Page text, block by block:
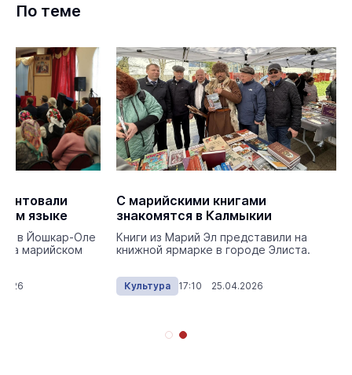
По теме
языке
в Йошкар-Оле
на марийском
С марийскими книгами
знакомятся в Калмыкии
Книги из Марий Эл представили на
книжной ярмарке в городе Элиста.
Культура 17:10 25.04.2026